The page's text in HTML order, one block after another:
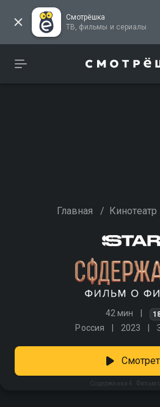
Смотрёшка
ТВ, фильмы и сериалы
Главная / Кинотеатр
42 мин
Россия 2023
Содержанки 4. Фильм